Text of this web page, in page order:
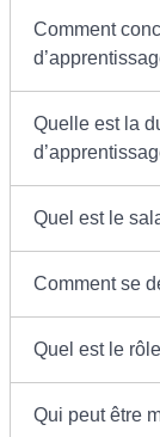
Comment
Quelle est la
Quel est le
Comment se
Quel est le
Qui peut être